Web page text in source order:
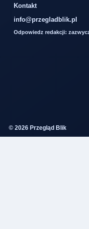
Kontakt
info@przegladblik.pl
Odpowiedz redakcji:
© 2026 Przegląd Blik